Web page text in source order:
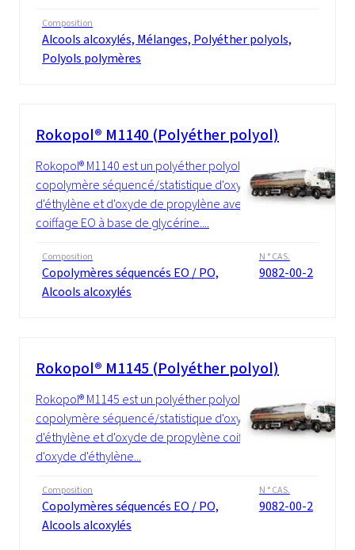
Composition
Alcools alcoxylés, Mélanges, Polyéther polyols,
Polyols polymères
Rokopol® M1140 (Polyéther polyol)
Rokopol® M1140 est un polyéther polyol, un
copolymère séquencé/statistique d'oxyde
d'éthylène et d'oxyde de propylène avec
coiffage EO à base de glycérine....
Composition
Copolymères séquencés EO / PO,
Alcools alcoxylés
N ° CAS.
9082-00-2
Rokopol® M1145 (Polyéther polyol)
Rokopol® M1145 est un polyéther polyol, un
copolymère séquencé/statistique d'oxyde
d'éthylène et d'oxyde de propylène coiffé
d'oxyde d'éthylène...
Composition
Copolymères séquencés EO / PO,
Alcools alcoxylés
N ° CAS.
9082-00-2